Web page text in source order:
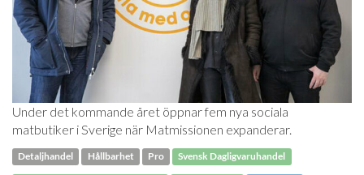
Under det kommande året öppnar fem nya sociala
matbutiker i Sverige när Matmissionen expanderar.
Detaljhandel Hållbarhet Pro Svensk Dagligvaruhandel